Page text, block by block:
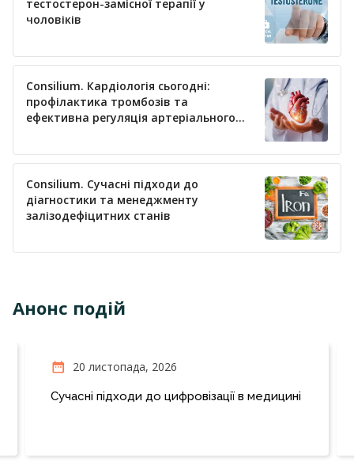
тестостерон-замісної терапії у
чоловіків
Consilium. Кардіологія сьогодні:
профілактика тромбозів та
ефективна регуляція артеріального
Consilium. Сучасні підходи до
діагностики та менеджменту
залізодефіцитних станів
Анонс подій
20 листопада, 2026
Сучасні підходи до цифровізації в медицині